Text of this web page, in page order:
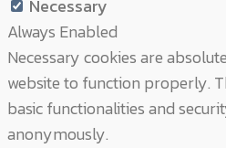
Necessary
Always Enabled
Necessary cookies are
website to function properly.
basic functionalities and
anonymously.